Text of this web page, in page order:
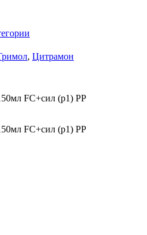
, Цитрамон
FC+сил (р1) PP
FC+сил (р1) PP